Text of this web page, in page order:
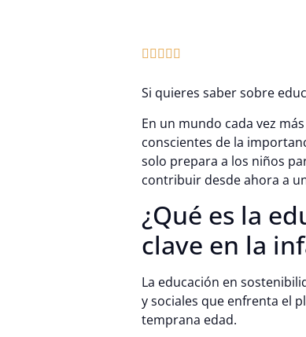
    
Si quieres saber sobre
En un mundo cada vez
conscientes de la
solo prepara a los niños
contribuir desde ahora a
¿Qué es la
clave en la
La educación en
y sociales que enfrenta el
temprana edad.